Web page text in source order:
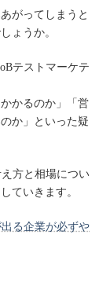
がってしまうと
ょうか。
テストマーケテ
かるのか」「営
か」といった疑
方と相場につい
ていきます。
る企業が必ずや